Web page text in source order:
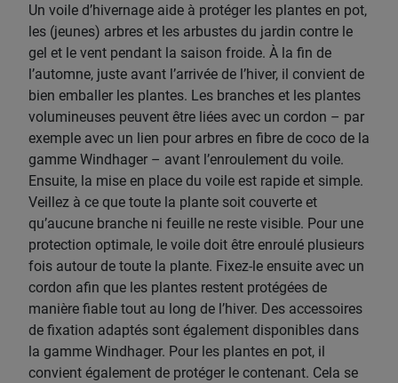
Un voile d’hivernage aide à protéger les plantes en pot,
les (jeunes) arbres et les arbustes du jardin contre le
gel et le vent pendant la saison froide. À la fin de
l’automne, juste avant l’arrivée de l’hiver, il convient de
bien emballer les plantes. Les branches et les plantes
volumineuses peuvent être liées avec un cordon – par
exemple avec un lien pour arbres en fibre de coco de la
gamme Windhager – avant l’enroulement du voile.
Ensuite, la mise en place du voile est rapide et simple.
Veillez à ce que toute la plante soit couverte et
qu’aucune branche ni feuille ne reste visible. Pour une
protection optimale, le voile doit être enroulé plusieurs
fois autour de toute la plante. Fixez-le ensuite avec un
cordon afin que les plantes restent protégées de
manière fiable tout au long de l’hiver. Des accessoires
de fixation adaptés sont également disponibles dans
la gamme Windhager. Pour les plantes en pot, il
convient également de protéger le contenant. Cela se